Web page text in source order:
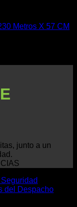
junto a un
del Despacho